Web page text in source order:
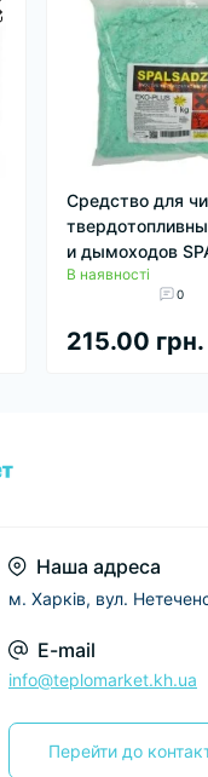
Средство для
и дымоходов
В наявності
0
215.00 грн.
Наша адреса
м. Харків, вул.
E-mail
info@teplomarket.kh.ua
Перейти до